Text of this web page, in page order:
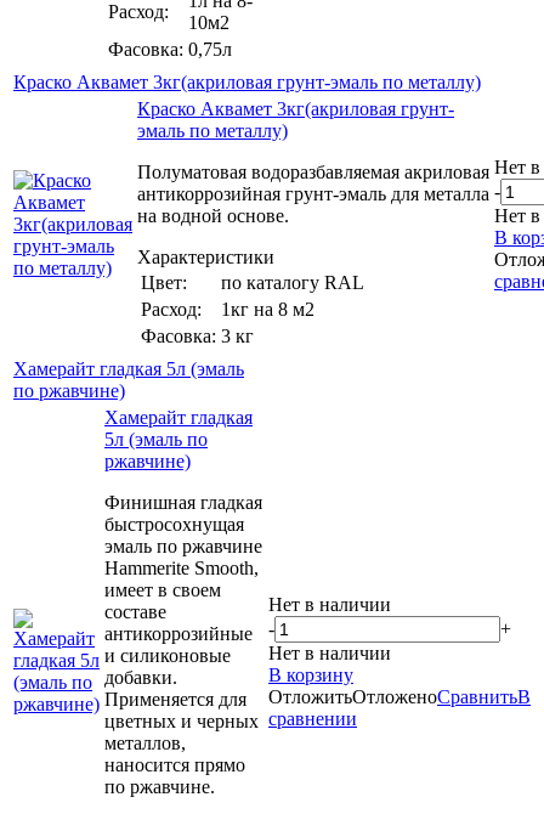
Расход:
10м2
Фасовка: 0,75л
Краско Аквамет 3кг(акриловая грунт-эмаль по металлу)
Краско Аквамет 3кг(акриловая грунт-
эмаль по металлу)
Полуматовая водоразбавляемая акриловая
антикоррозийная грунт-эмаль для металла
на водной основе.
Характеристики
Цвет:
по каталогу RAL
Расход:
1кг на 8 м2
Фасовка: 3 кг
Нет
-
Нет
В
Хамерайт гладкая 5л (эмаль
по ржавчине)
Хамерайт гладкая
5л (эмаль по
ржавчине)
Финишная гладкая
быстросохнущая
эмаль по ржавчине
Hammerite Smooth,
имеет в своем
составе
антикоррозийные
и силиконовые
добавки.
Применяется для
цветных и черных
металлов,
наносится прямо
по ржавчине.
Нет в наличии
-
+
Нет в наличии
В корзину
ОтложитьОтложеноСравнитьВ
сравнении